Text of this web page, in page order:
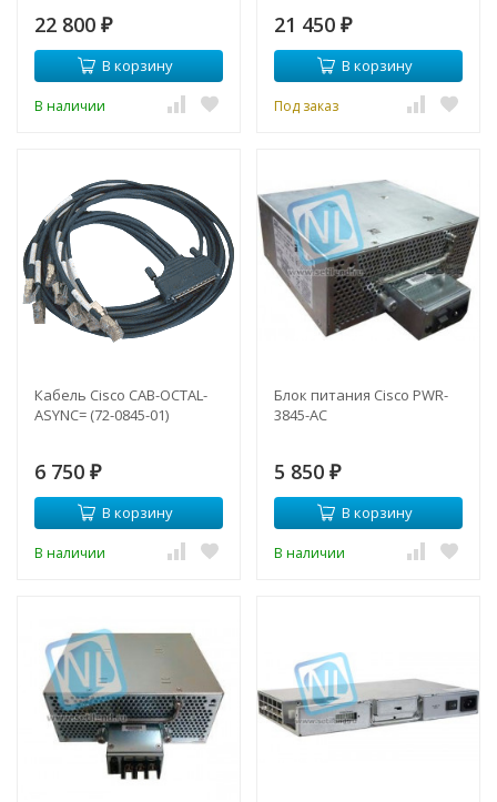
22 800 ₽
В корзину
В наличии
21 450 ₽
В корзину
Под заказ
Кабель Cisco CAB-OCTAL-
ASYNC= (72-0845-01)
6 750 ₽
В корзину
В наличии
Блок питания Cisco PWR-
3845-AC
5 850 ₽
В корзину
В наличии